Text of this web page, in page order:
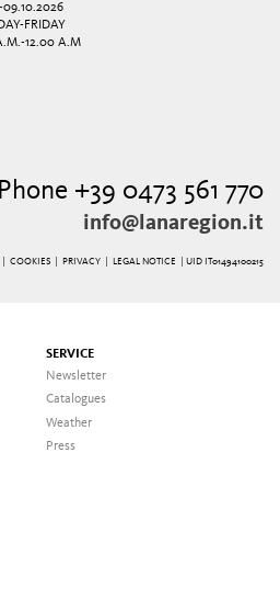
09.10.2026
FRIDAY
12.00 A.M
Phone +39 0473 561 770
info@lanaregion.it
COOKIES| PRIVACY| LEGAL NOTICE | UID IT01494100215
SERVICE
Newsletter
Catalogues
Weather
Press